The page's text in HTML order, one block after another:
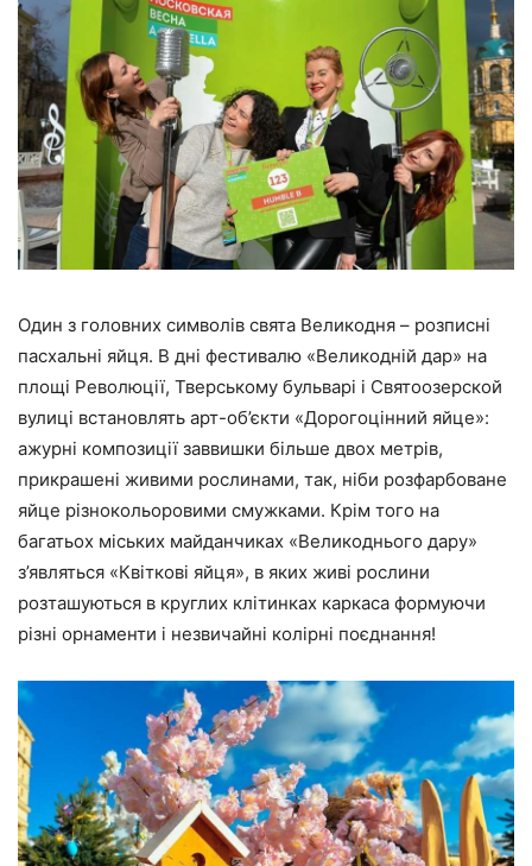
Один з головних символів свята Великодня – розписні
пасхальні яйця. В дні фестивалю «Великодній дар» на
площі Революції, Тверському бульварі і Святоозерской
вулиці встановлять арт-об’єкти «Дорогоцінний яйце»:
ажурні композиції заввишки більше двох метрів,
прикрашені живими рослинами, так, ніби розфарбоване
яйце різнокольоровими смужками. Крім того на
багатьох міських майданчиках «Великоднього дару»
з’являться «Квіткові яйця», в яких живі рослини
розташуються в круглих клітинках каркаса формуючи
різні орнаменти і незвичайні колірні поєднання!